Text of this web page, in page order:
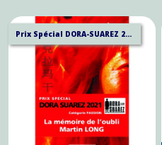
Prix Spécial DORA-SUAREZ 2021